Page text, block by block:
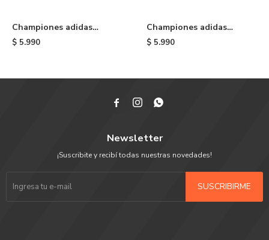
Championes adidas
Rivalry Low - Blue/white
$ 5.990
Championes adidas
Campus ADV - Brown
$ 5.990
  
Newsletter
¡Suscribite y recibí todas nuestras novedades!
SUSCRIBIRME